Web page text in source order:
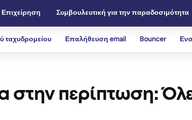
Επιχείρηση Συμβουλευτική για την παραδοσιμότητα
ταχυδρομείου Επαλήθευση email Bouncer
στην περίπτωση: